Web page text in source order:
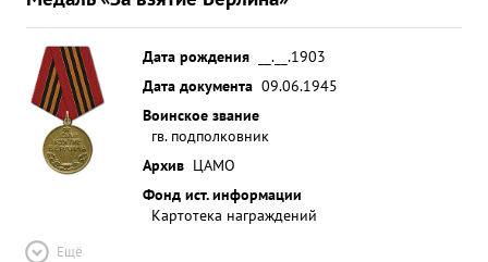
Дата рождения
__.__.1903
Дата документа 09.06.1945
Воинское звание
гв. подполковник
Архив ЦАМО
Фонд ист. информации
Картотека награждений
Ещё